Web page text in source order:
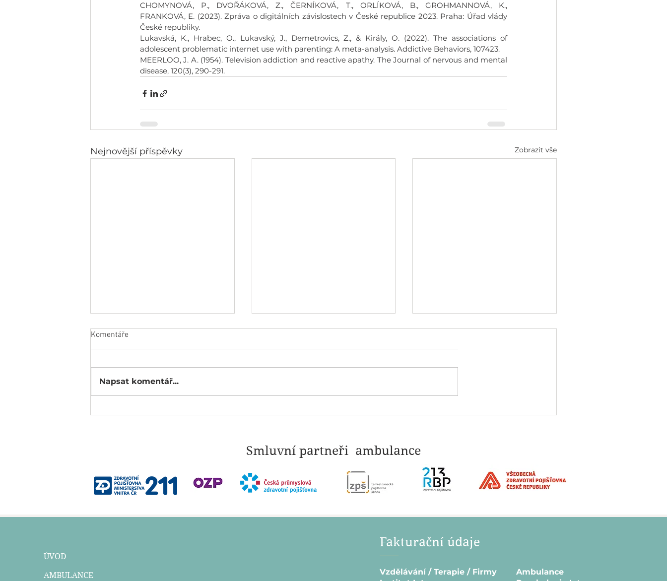
CHOMYNOVÁ, P., DVOŘÁKOVÁ, Z., ČERNÍKOVÁ, T., ORLÍKOVÁ, B., GROHMANNOVÁ, K.,
FRANKOVÁ, E. (2023). Zpráva o digitálních závislostech v České republice 2023. Praha: Úřad vlády
České republiky.
Lukavská, K., Hrabec, O., Lukavský, J., Demetrovics, Z., & Király, O. (2022). The associations of
adolescent problematic internet use with parenting: A meta-analysis. Addictive Behaviors, 107423.
MEERLOO, J. A. (1954). Television addiction and reactive apathy. The Journal of nervous and mental
disease, 120(3), 290-291.
Nejnovější příspěvky Zobrazit vše
Komentáře
Napsat komentář...
Smluvní partneři ambulance
ÚVOD
AMBULANCE
Fakturační údaje
Vzdělávání / Terapie / Firmy
Ambulance